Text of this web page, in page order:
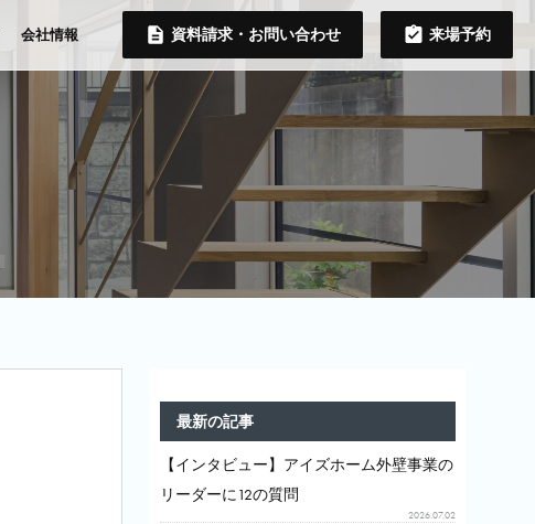
会社情報 資料請求・お問い合わせ 来場予約
最新の記事
【インタビュー】アイズホーム外壁事業の
リーダーに12の質問
2026.07.02